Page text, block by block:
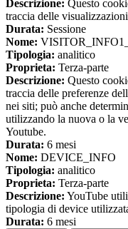
Descrizione: Questo
traccia delle
Durata: Sessione
Nome:
Tipologia: analitico
Proprieta: Terza-parte
Descrizione: Questo
traccia delle preferenze
nei siti; può anche
utilizzando la nuova o la
Youtube.
Durata: 6 mesi
Nome: DEVICE_INFO
Tipologia: analitico
Proprieta: Terza-parte
Descrizione: YouTube
tipologia di device
Durata: 6 mesi